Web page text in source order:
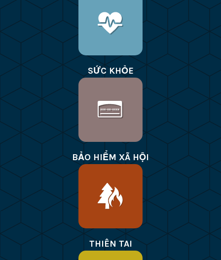
SỨC KHỎE
BẢO HIỂM XÃ HỘI
THIÊN TAI